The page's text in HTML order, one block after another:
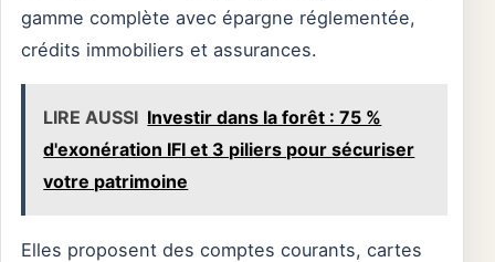
gamme complète avec épargne réglementée,
crédits immobiliers et assurances.
LIRE AUSSI Investir dans la forêt : 75 %
d'exonération IFI et 3 piliers pour sécuriser
votre patrimoine
Elles proposent des comptes courants, cartes